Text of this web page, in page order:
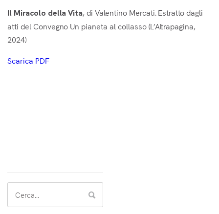
Il Miracolo della Vita, di Valentino Mercati. Estratto dagli
atti del Convegno Un pianeta al collasso (L’Altrapagina,
2024)
Scarica PDF